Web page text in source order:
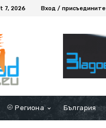
7, 2026 Вход / присъедините
Региона България